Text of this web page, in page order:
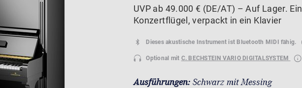
UVP ab 49.000 € (DE/AT) – Auf Lager. Ein
Konzertflügel, verpackt in ein Klavier
Dieses akustische Instrument ist Bluetooth MIDI fähig.
Optional mit C. BECHSTEIN VARIO DIGITALSYSTEM
Ausführungen: Schwarz mit Messing